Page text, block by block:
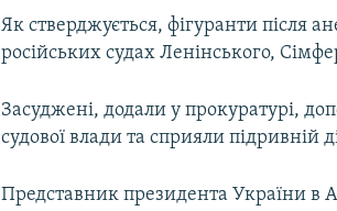
Як стверджується, фігуранти після
російських судах Ленінського,
Засуджені, додали у прокуратурі,
судової влади та сприяли підривній
Представник президента України в